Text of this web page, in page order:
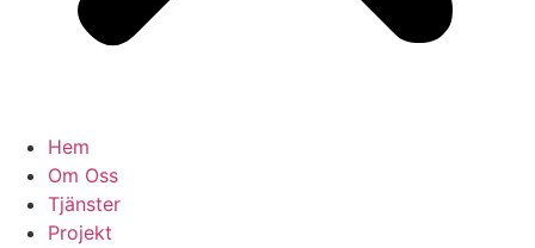
Hem
Om Oss
Tjänster
Projekt